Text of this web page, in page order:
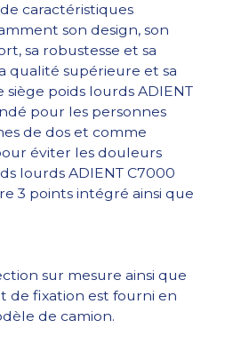
caractéristiques
son design, son
sa robustesse et sa
qualité supérieure et sa
siège poids lourds ADIENT
pour les personnes
de dos et comme
éviter les douleurs
lourds ADIENT C7000
3 points intégré ainsi que
sur mesure ainsi que
de fixation est fourni en
de camion.